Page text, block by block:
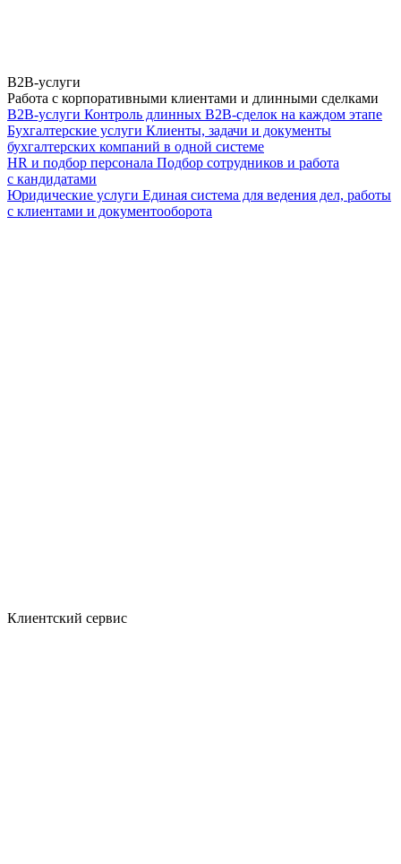
B2B-услуги
Работа с корпоративными клиентами и длинными сделками
B2B-услуги Контроль длинных B2B-сделок на каждом этапе
Бухгалтерские услуги Клиенты, задачи и документы
бухгалтерских компаний в одной системе
HR и подбор персонала Подбор сотрудников и работа
с кандидатами
Юридические услуги Единая система для ведения дел, работы
с клиентами и документооборота
Клиентский сервис